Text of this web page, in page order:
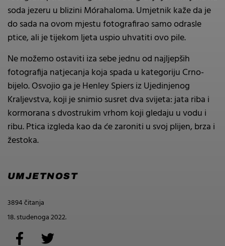
soda jezeru u blizini Mórahaloma. Umjetnik kaže da je
do sada na ovom mjestu fotografirao samo odrasle
ptice, ali je tijekom ljeta uspio uhvatiti ovo pile.
Ne možemo ostaviti iza sebe jednu od najljepših
fotografija natjecanja koja spada u kategoriju Crno-
bijelo. Osvojio ga je Henley Spiers iz Ujedinjenog
Kraljevstva, koji je snimio susret dva svijeta: jata riba i
kormorana s dvostrukim vrhom koji gledaju u vodu i
ribu. Ptica izgleda kao da će zaroniti u svoj plijen, brza i
žestoka.
UMJETNOST
3894 čitanja
18. studenoga 2022.